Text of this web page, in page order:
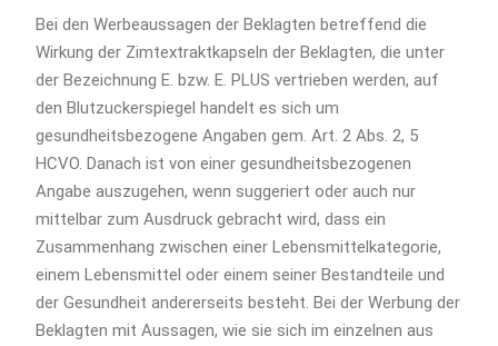
Bei den Werbeaussagen der Beklagten betreffend die
Wirkung der Zimtextraktkapseln der Beklagten, die unter
der Bezeichnung E. bzw. E. PLUS vertrieben werden, auf
den Blutzuckerspiegel handelt es sich um
gesundheitsbezogene Angaben gem. Art. 2 Abs. 2, 5
HCVO. Danach ist von einer gesundheitsbezogenen
Angabe auszugehen, wenn suggeriert oder auch nur
mittelbar zum Ausdruck gebracht wird, dass ein
Zusammenhang zwischen einer Lebensmittelkategorie,
einem Lebensmittel oder einem seiner Bestandteile und
der Gesundheit andererseits besteht. Bei der Werbung der
Beklagten mit Aussagen, wie sie sich im einzelnen aus